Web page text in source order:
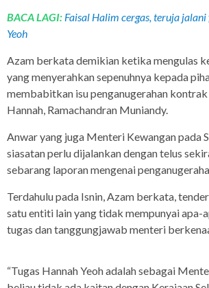
BACA LAGI: Faisal Halim cergas, teruja
Yeoh
Azam berkata demikian ketika mengulas
yang menyerahkan sepenuhnya kepada
membabitkan isu penganugerahan
Hannah, Ramachandran Muniandy.
Anwar yang juga Menteri Kewangan pada
siasatan perlu dijalankan dengan telus
sebarang laporan mengenai
Terdahulu pada Isnin, Azam berkata,
satu entiti lain yang tidak mempunyai apa-
tugas dan tanggungjawab menteri
“Tugas Hannah Yeoh adalah sebagai